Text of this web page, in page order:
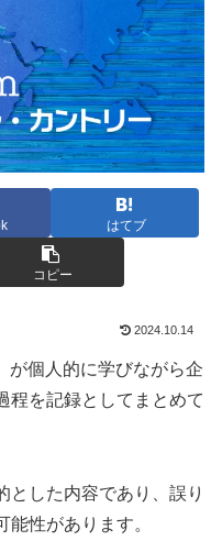
はてブ
コピー
2024.10.14
が個人的に学びながら企
程を記録としてまとめて
とした内容であり、誤り
性があります。